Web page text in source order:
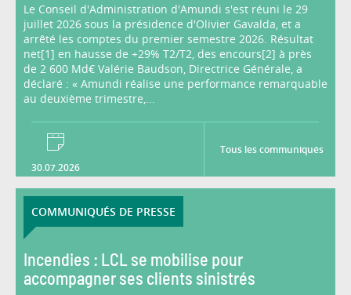
Le Conseil d'Administration d'Amundi s'est réuni le 29
juillet 2026 sous la présidence d'Olivier Gavalda, et a
arrêté les comptes du premier semestre 2026. Résultat
net[1] en hausse de +29% T2/T2, des encours[2] à près
de 2 600 Md€ Valérie Baudson, Directrice Générale, a
déclaré : « Amundi réalise une performance remarquable
au deuxième trimestre,...
30.07.2026
Tous les communiqués
COMMUNIQUÉS DE PRESSE
Incendies : LCL se mobilise pour
accompagner ses clients sinistrés